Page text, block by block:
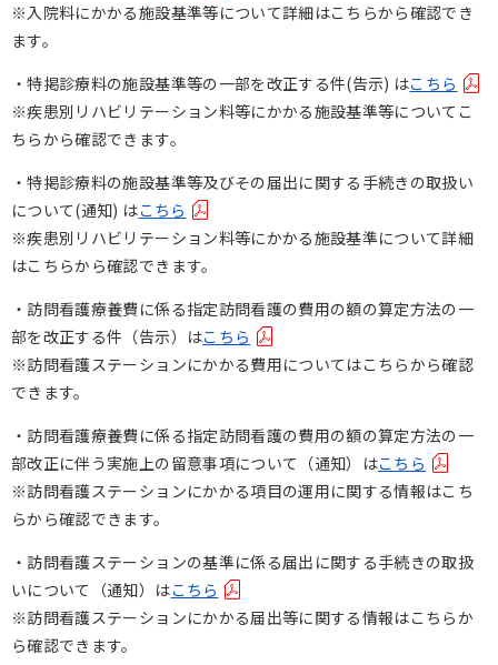
※入院料にかかる施設基準等について詳細はこちらから確認でき
ます。
・特掲診療料の施設基準等の一部を改正する件(告示) はこちら
※疾患別リハビリテーション料等にかかる施設基準等についてこ
ちらから確認できます。
・特掲診療料の施設基準等及びその届出に関する手続きの取扱い
について(通知) はこちら
※疾患別リハビリテーション料等にかかる施設基準について詳細
はこちらから確認できます。
・訪問看護療養費に係る指定訪問看護の費用の額の算定方法の一
部を改正する件（告示）はこちら
※訪問看護ステーションにかかる費用についてはこちらから確認
できます。
・訪問看護療養費に係る指定訪問看護の費用の額の算定方法の一
部改正に伴う実施上の留意事項について（通知）はこちら
※訪問看護ステーションにかかる項目の運用に関する情報はこち
らから確認できます。
・訪問看護ステーションの基準に係る届出に関する手続きの取扱
いについて（通知）はこちら
※訪問看護ステーションにかかる届出等に関する情報はこちらか
ら確認できます。